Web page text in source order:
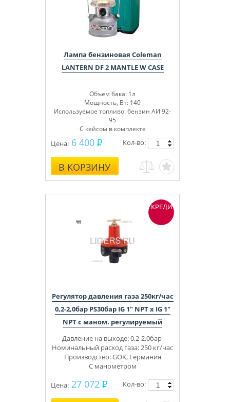
Лампа бензиновая Coleman
LANTERN DF 2 MANTLE W CASE
Объем бака: 1л
Мощность, Вт: 140
Используемое топливо: бензин АИ 92-
95
С кейсом в комплекте
Цена: 6 400
В КОРЗИНУ
Кол-во:
Регулятор давления газа 250кг/час
0,2-2,0бар PS30бар IG 1" NPT x IG 1"
NPT с маном. регулируемый
Давление на выходе: 0,2-2,0бар
Номинальный расход газа: 250 кг/час
Производство: GOK, Германия
Сманометром
Цена: 27 072
Кол-во:
КРЕДИТ